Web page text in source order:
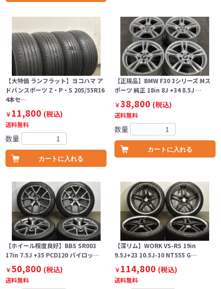
【大特価 ランフラット】ヨコハマ ア
ドバンスポーツ Z・P・S 205/55R16
4本セ…
￥11,800 (税込)
送料無料
数量
カートに入れる
【正規品】BMW F30 3シリーズ Mス
ポーツ 純正 18in 8J +34 8.5J …
￥38,800 (税込)
送料無料
数量
カートに入れる
【ホイール程度良好】BBS SR003
17in 7.5J +35 PCD120 パイロッ…
￥50,800 (税込)
送料無料
【深リム】WORK VS-RS 19in
9.5J+23 10.5J-10 NT555 G…
￥114,800 (税込)
送料無料